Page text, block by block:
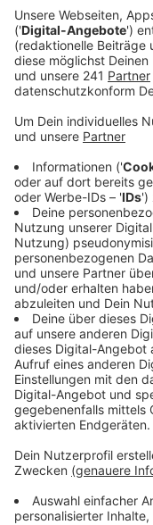
die waren bislang
aber durch einen
Veröffentlicht:
Anzeige
Der See würde bei
zu anderthalb
dritten würde ein
Staudamm gebaut,
gleichbleibt. Die
in jedem Fall die
würde. Sie fordert
Möglichkeiten zu
sicheren und
Installation eines
die Möglichkeit,
Hochwasserschutz
sollen die